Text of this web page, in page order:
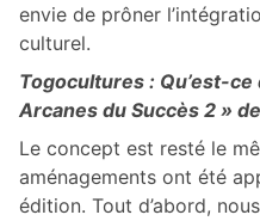
envie de prôner
culturel.
Togocultures : Qu’est-
Arcanes du Succès 2 »
Le concept est resté le
aménagements ont été
édition. Tout d’abord,